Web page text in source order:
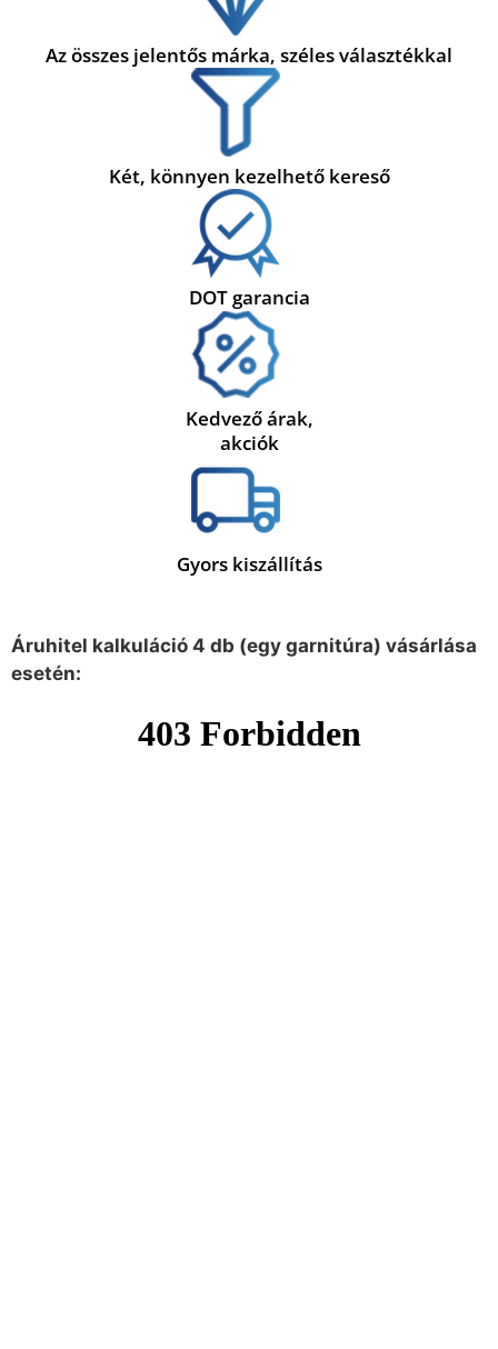
Az összes jelentős márka, széles választékkal
Két, könnyen kezelhető kereső
DOT garancia
Kedvező árak,
akciók
Gyors kiszállítás
Áruhitel kalkuláció 4 db (egy garnitúra) vásárlása
esetén: